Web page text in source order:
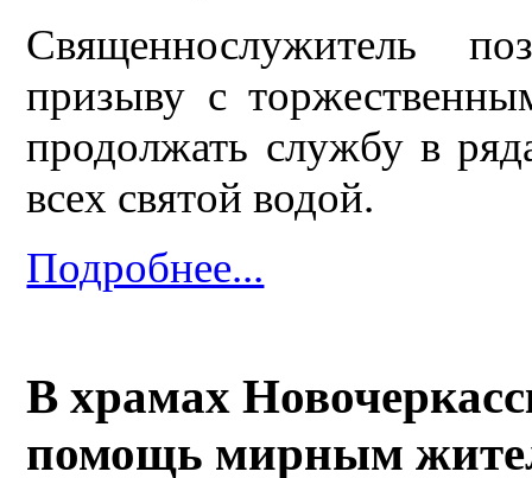
Священнослужитель
призыву с
продолжать службу в
всех святой водой.
Подробнее...
В храмах
помощь мирным